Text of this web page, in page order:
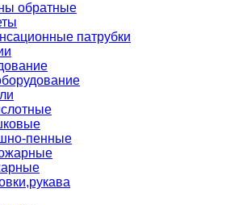
обратные
патрубки
пенные